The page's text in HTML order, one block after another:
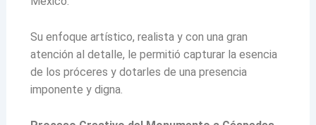
Su enfoque artístico, realista y con una gran
atención al detalle, le permitió capturar la esencia
de los próceres y dotarles de una presencia
imponente y digna.